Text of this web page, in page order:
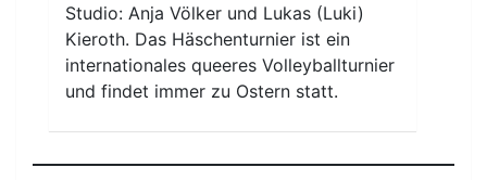
Studio: Anja Völker und Lukas (Luki)
Kieroth. Das Häschenturnier ist ein
internationales queeres Volleyballturnier
und findet immer zu Ostern statt.